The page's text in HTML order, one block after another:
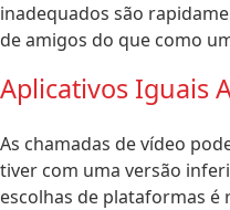
inadequados são
de amigos do que como
Aplicativos Iguais
As chamadas de vídeo
tiver com uma versão
escolhas de plataformas